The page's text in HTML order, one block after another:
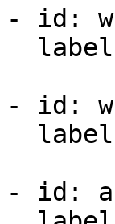
- id:
- id:
- id: